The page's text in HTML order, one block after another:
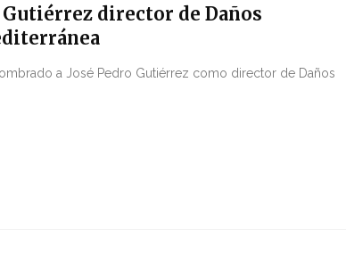
Gutiérrez director de Daños
a José Pedro Gutiérrez como director de Daños